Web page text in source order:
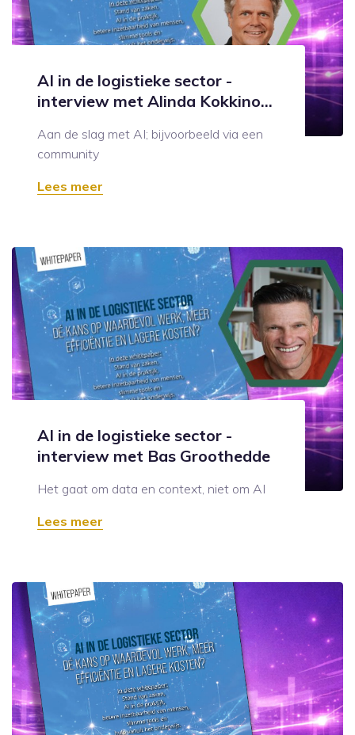
AI in de logistieke sector -
interview met Alinda Kokkino...
Aan de slag met AI; bijvoorbeeld via een
community
Lees meer
AI in de logistieke sector -
interview met Bas Groothedde
Het gaat om data en context, niet om AI
Lees meer